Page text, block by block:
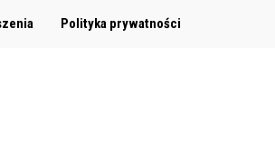
Polityka prywatności